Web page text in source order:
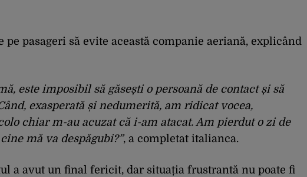
pasageri să evite această companie aeriană, explicând
este imposibil să găsești o persoană de contact și să
exasperată și nedumerită, am ridicat vocea,
chiar m-au acuzat că i-am atacat. Am pierdut o zi de
mă va despăgubi?”, a completat italianca.
a avut un final fericit, dar situația frustrantă nu poate fi